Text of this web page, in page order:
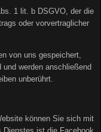
1 lit. b DSGVO, der die
oder vorvertraglicher
von uns gespeichert,
werden anschließend
unberührt.
können Sie sich mit